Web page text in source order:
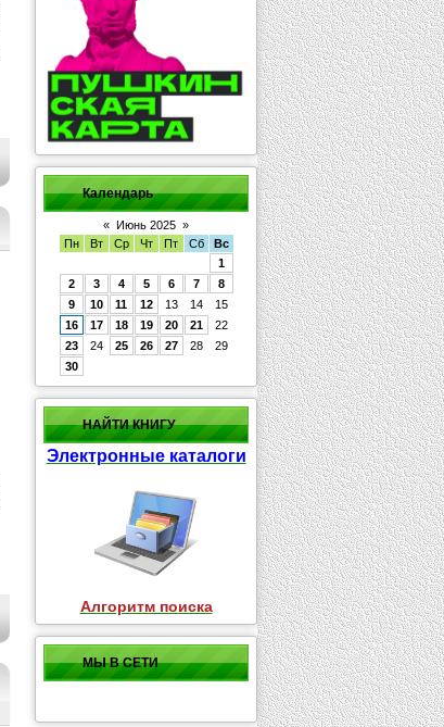
Календарь
« Июнь 2025 »
Пн
Вт Ср Чт Пт Сб
Вс
1
2
3 4 5 6 7
8
9
10 11 12 13 14
15
16
17 18 19 20 21
22
23
24 25 26 27 28
29
30
НАЙТИ КНИГУ
Электронные каталоги
Алгоритм поиска
МЫ В СЕТИ